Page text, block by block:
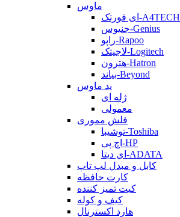
ماوس
ای فورتک-A4TECH
جنیوس-Genius
راپو-Rapoo
لاجیتک-Logitech
هترون-Hatron
بیاند-Beyond
پد ماوس
ژله ای
معمولی
فلش مموری
توشیبا-Toshiba
اچ پی-HP
ای دیتا-ADATA
کابل و مبدل لپ تاپ
کارت حافظه
کیت تمیز کننده
کیف و کوله
هارد اکسترنال